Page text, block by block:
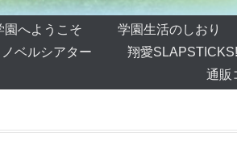
園へようこそ 学園生活のしおり
ノベルシアター 翔愛SLAPSTICKS!
通販